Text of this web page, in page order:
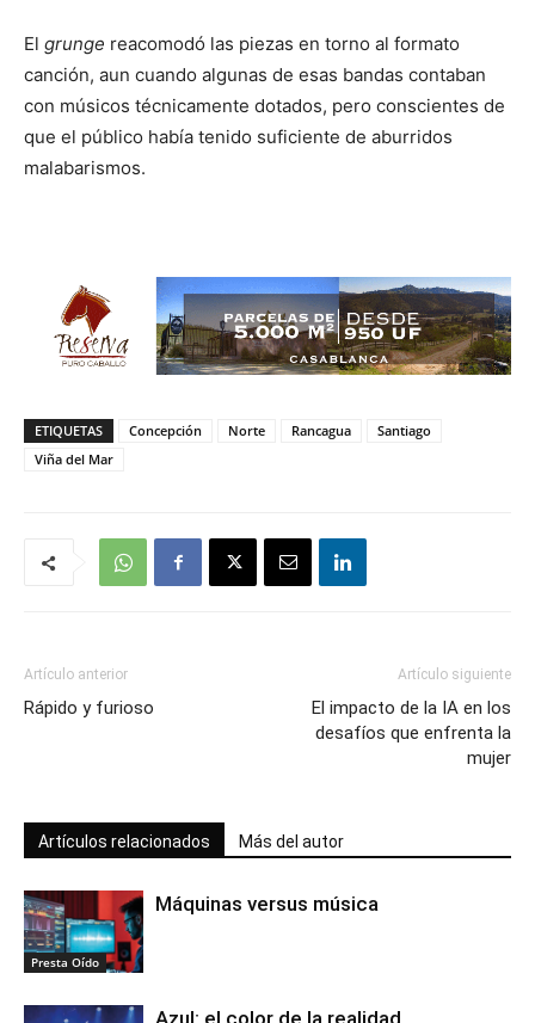
El grunge reacomodó las piezas en torno al formato
canción, aun cuando algunas de esas bandas contaban
con músicos técnicamente dotados, pero conscientes de
que el público había tenido suficiente de aburridos
malabarismos.
ETIQUETAS Concepción Norte Rancagua
Santiago
Viña del Mar
Artículo anterior
Rápido y furioso
Artículo siguiente
El impacto de la IA en los
desafíos que enfrenta la
mujer
Artículos relacionados Más del autor
Presta Oído
Máquinas versus música
Azul: el color de la realidad